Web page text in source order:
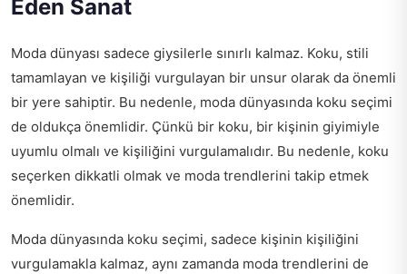
Eden Sanat
Moda dünyası sadece giysilerle sınırlı kalmaz. Koku, stili
tamamlayan ve kişiliği vurgulayan bir unsur olarak da önemli
bir yere sahiptir. Bu nedenle, moda dünyasında koku seçimi
de oldukça önemlidir. Çünkü bir koku, bir kişinin giyimiyle
uyumlu olmalı ve kişiliğini vurgulamalıdır. Bu nedenle, koku
seçerken dikkatli olmak ve moda trendlerini takip etmek
önemlidir.
Moda dünyasında koku seçimi, sadece kişinin kişiliğini
vurgulamakla kalmaz, aynı zamanda moda trendlerini de